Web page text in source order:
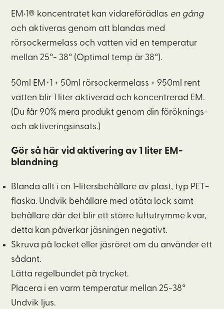
EM•1® koncentratet kan vidareförädlas en gång
och aktiveras genom att blandas med
rörsockermelass och vatten vid en temperatur
mellan 25°- 38° (Optimal temp är 38°).
50ml EM･1 + 50ml rörsockermelass + 950ml rent
vatten blir 1 liter aktiverad och koncentrerad EM.
(Du får 90% mera produkt genom din föröknings-
och aktiveringsinsats.)
Gör så här vid aktivering av 1 liter EM-
blandning
Blanda allt i en 1-litersbehållare av plast, typ PET-
flaska. Undvik behållare med otäta lock samt
behållare där det blir ett större luftutrymme kvar,
detta kan påverkar jäsningen negativt.
Skruva på locket eller jäsröret om du använder ett
sådant.
Lätta regelbundet på trycket.
Placera i en varm temperatur mellan 25-38°
Undvik ljus.